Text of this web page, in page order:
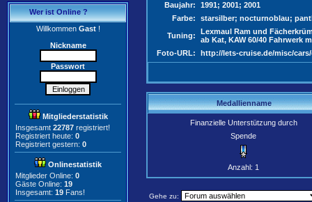
Wer ist Online ?
WillkommenGast!
Nickname
Passwort
Mitgliederstatistik
Insgesamt 22787 registriert!
Registriert heute: 0
Registriert gestern: 0
Onlinestatistik
Mitglieder Online: 0
Gäste Online: 19
Insgesamt: 19 Fans!
Baujahr:
1991; 2001; 2001
Farbe:
starsilber; nocturnoblau;
Tuning:
Lexmaul Ram und
ab Kat, KAW 60/40 Fahrwerk
Foto-URL:
http://lets-cruise.de/misc/
Medallienname
Finanzielle Unterstützung durch
Spende
Anzahl: 1
Gehe zu: